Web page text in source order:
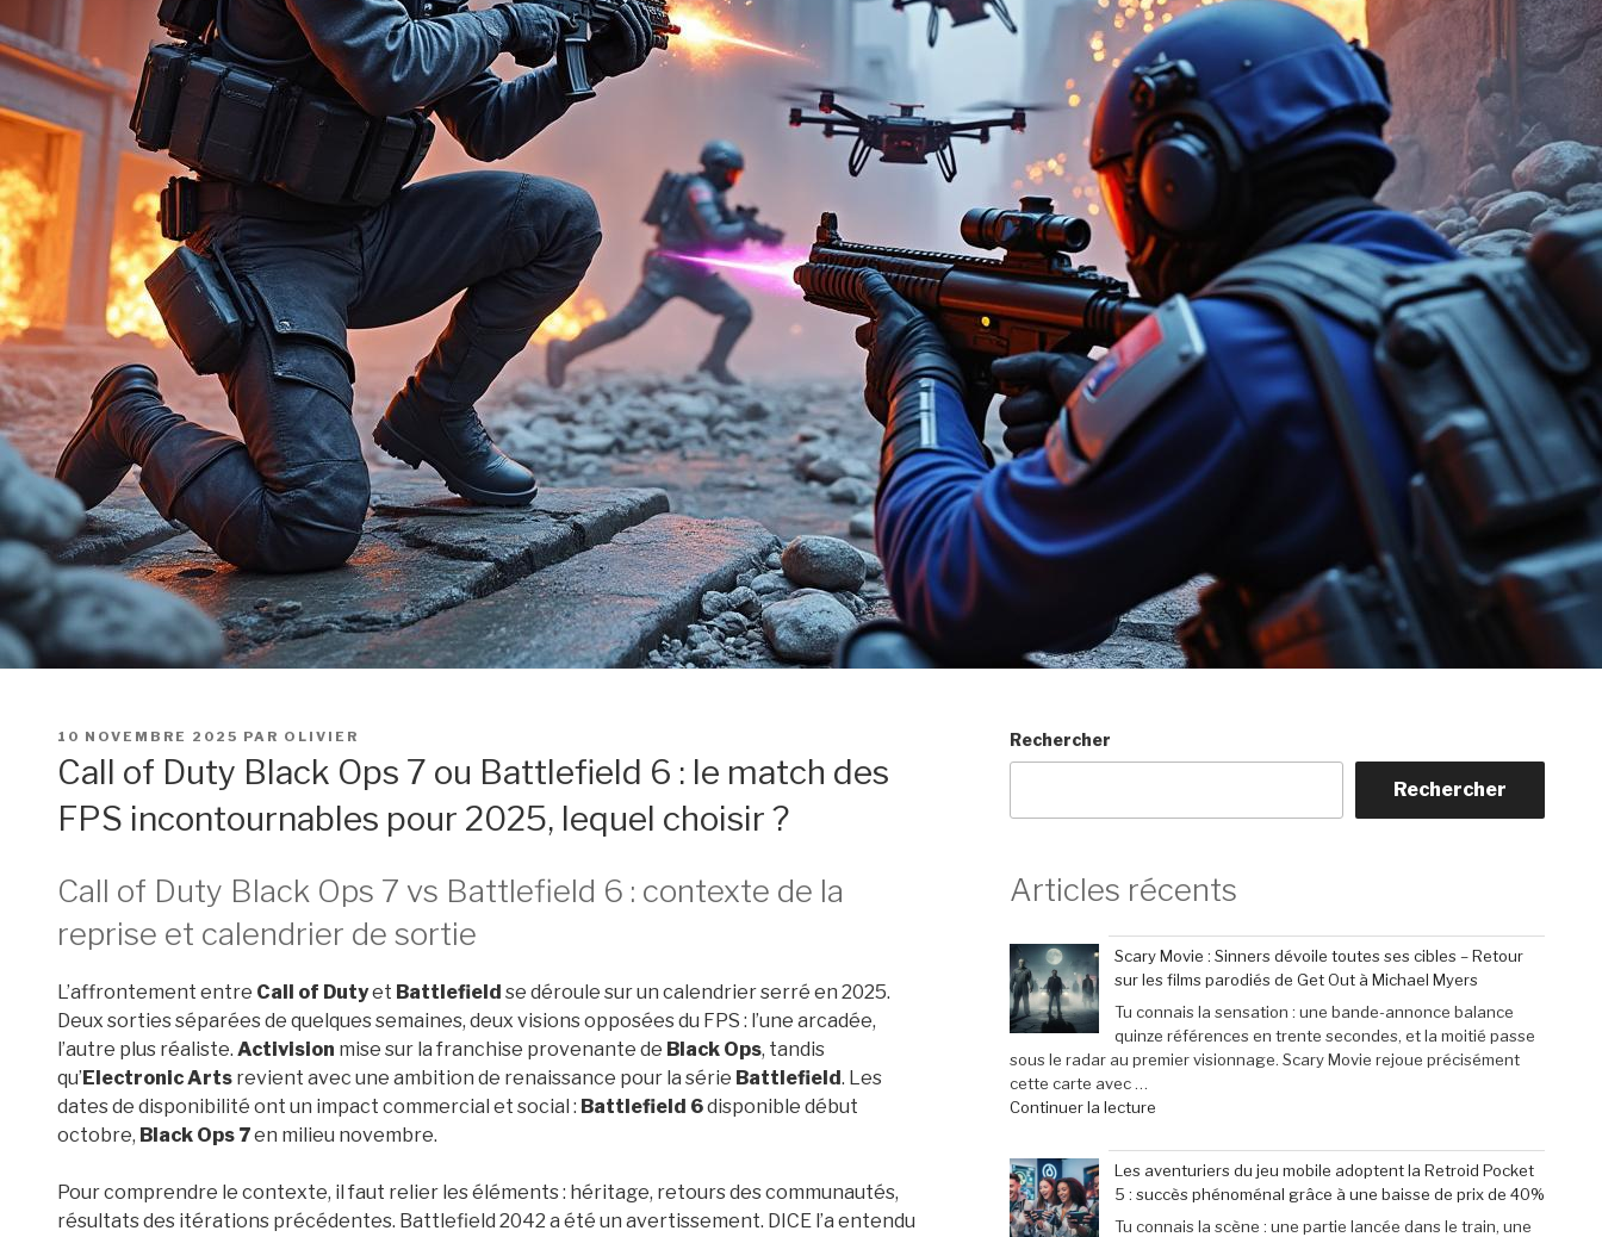
PUBLIÉ
10 NOVEMBRE 2025 PAR OLIVIER
Call of Duty Black Ops 7 ou Battlefield 6 : le match des
FPS incontournables pour 2025, lequel choisir ?
Call of Duty Black Ops 7 vs Battlefield 6 : contexte de la
reprise et calendrier de sortie
L’affrontement entre Call of Dutyet Battlefield se déroule sur un calendrier serré en 2025.
Deux sorties séparées de quelques semaines, deux visions opposées du FPS : l’une arcadée,
l’autre plus réaliste. Activision mise sur la franchise provenante de Black Ops, tandis
qu’ Electronic Arts revient avec une ambition de renaissance pour la série Battlefield . Les
dates de disponibilité ont un impact commercial et social : Battlefield 6disponible début
octobre, Black Ops 7en milieu novembre.
Pour comprendre le contexte, il faut relier les éléments : héritage, retours des communautés,
résultats des itérations précédentes. Battlefield 2042 a été un avertissement. DICE l’a entendu
Rechercher
Rechercher
Articles récents
Scary Movie : Sinners dévoile toutes ses cibles – Retour
sur les films parodiés de Get Out à Michael Myers
Tu connais la sensation : une bande-annonce balance
quinze références en trente secondes, et la moitié passe
sous le radar au premier visionnage. Scary Movie rejoue précisément
cette carte avec …
Continuer la lecturede
Movie
:
Sinners
dévoile
Les aventuriers du jeu mobile adoptent la Retroid Pocket
5 : succès phénoménal grâce à une baisse de prix de 40%
Tu connais la scène : une partie lancée dans le train, une